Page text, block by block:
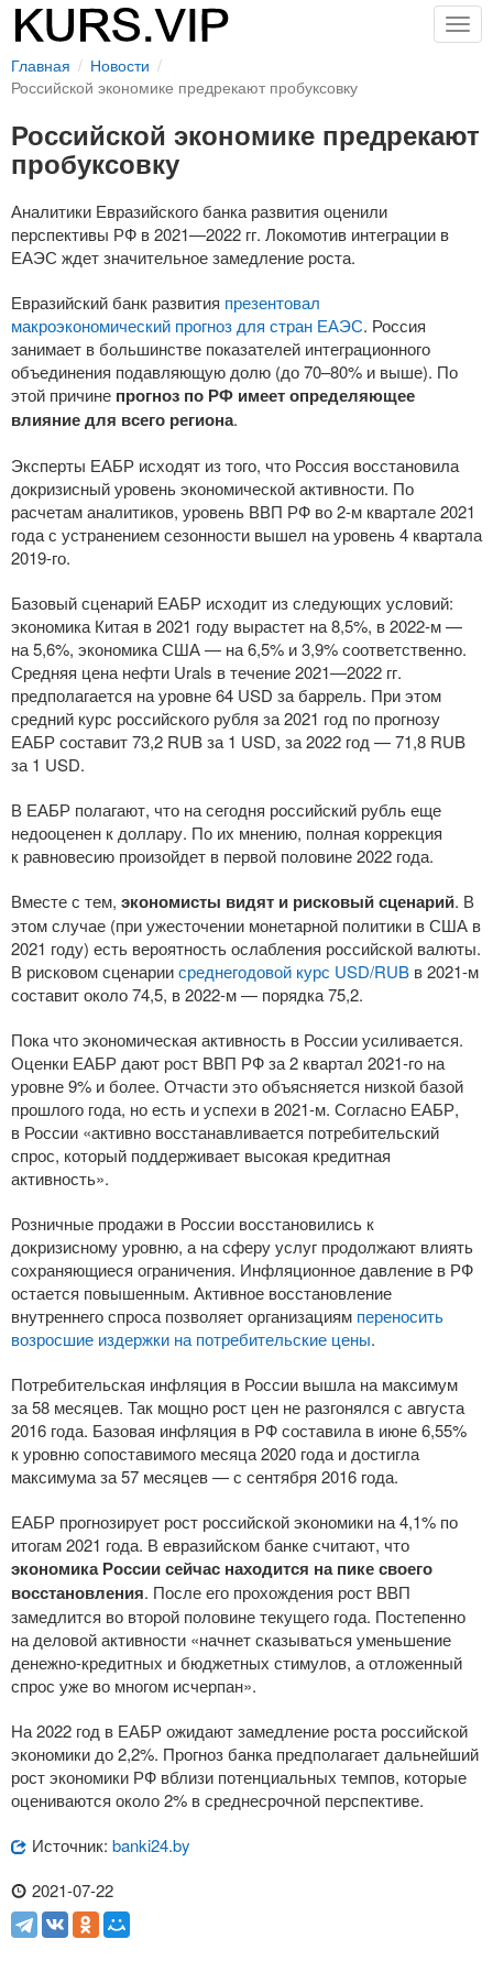
Главная
Новости
Российской экономике предрекают пробуксовку
Российской экономике предрекают
пробуксовку
Аналитики Евразийского банка развития оценили
перспективы РФ в2021—2022 гг. Локомотив интеграции в
ЕАЭС ждет значительное замедление роста.
Евразийский банк развития презентовал
макроэкономический прогноз для стран ЕАЭС. Россия
занимает в большинстве показателей интеграционного
объединения подавляющую долю (до 70–80% и выше). По
этой причине прогноз по РФ имеет определяющее
влияние для всего региона.
Эксперты ЕАБР исходят из того, что Россия восстановила
докризисный уровень экономической активности. По
расчетам аналитиков, уровень ВВП РФ во2-м квартале 2021
года с устранением сезонности вышел на уровень 4 квартала
2019-го.
Базовый сценарий ЕАБР исходит из следующих условий:
экономика Китая в 2021 году вырастет на 8,5%, в2022-м—
на 5,6%, экономика США — на 6,5% и 3,9% соответственно.
Средняя цена нефти Urals в течение2021—2022 гг.
предполагается на уровне 64 USD за баррель. При этом
средний курс российского рубля за 2021 год по прогнозу
ЕАБР составит 73,2 RUB за 1 USD, за 2022 год — 71,8 RUB
за 1 USD.
В ЕАБР полагают, что на сегодня российский рубль еще
недооценен к доллару. По их мнению, полная коррекция
к равновесию произойдет в первой половине 2022 года.
Вместе с тем, экономисты видят и рисковый сценарий. В
этом случае (при ужесточении монетарной политики в США в
2021 году) есть вероятность ослабления российской валюты.
В рисковом сценариисреднегодовой курс USD/RUB в2021-м
составит около 74,5, в2022-м— порядка 75,2.
Пока что экономическая активность в России усиливается.
Оценки ЕАБР дают рост ВВП РФ за 2 квартал 2021-го на
уровне 9% и более. Отчасти это объясняется низкой базой
прошлого года, но есть и успехи в2021-м. Согласно ЕАБР,
в России «активно восстанавливается потребительский
спрос, который поддерживает высокая кредитная
активность».
Розничные продажи в России восстановились к
докризисному уровню, а на сферу услуг продолжают влиять
сохраняющиеся ограничения. Инфляционное давление в РФ
остается повышенным. Активное восстановление
внутреннего спроса позволяет организациям переносить
возросшие издержки на потребительские цены.
Потребительская инфляция в России вышла на максимум
за 58 месяцев. Так мощно рост цен не разгонялся с августа
2016 года. Базовая инфляция в РФ составила в июне 6,55%
к уровню сопоставимого месяца 2020 года и достигла
максимума за 57 месяцев — с сентября 2016 года.
ЕАБР прогнозирует рост российской экономики на 4,1% по
итогам 2021 года. В евразийском банке считают, что
экономика России сейчас находится на пике своего
восстановления. После его прохождения рост ВВП
замедлится во второй половине текущего года. Постепенно
на деловой активности «начнет сказываться уменьшение
денежно-кредитных и бюджетных стимулов, а отложенный
спрос уже во многом исчерпан».
На 2022 год в ЕАБР ожидают замедление роста российской
экономики до 2,2%. Прогноз банка предполагает дальнейший
рост экономики РФ вблизи потенциальных темпов, которые
оцениваются около 2% в среднесрочной перспективе.
Источник: banki24.by
2021-07-22